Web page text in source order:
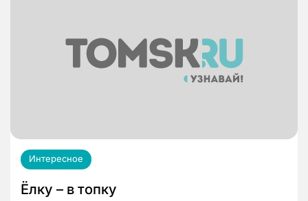
Интересное
Ёлку – в топку